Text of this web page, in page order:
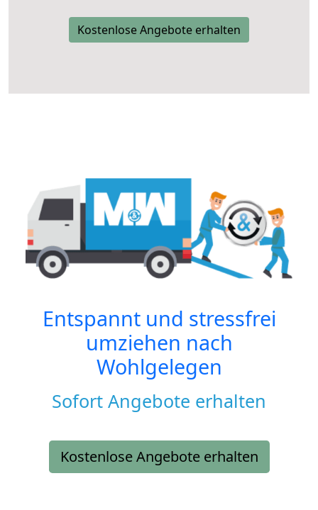
Kostenlose Angebote erhalten
Entspannt und stressfrei
umziehen nach
Wohlgelegen
Sofort Angebote erhalten
Kostenlose Angebote erhalten